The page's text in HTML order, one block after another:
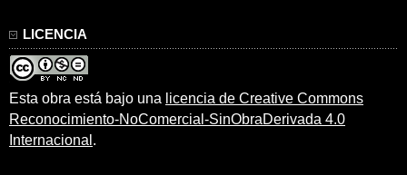
LICENCIA
Esta obra está bajo una licencia de Creative Commons
Reconocimiento-NoComercial-SinObraDerivada 4.0
Internacional .